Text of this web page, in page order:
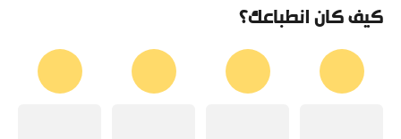
كيف كان انطباعك؟